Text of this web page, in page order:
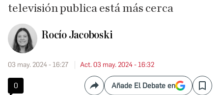
televisión publica está más cerca
Rocío Jacoboski
03 may. 2024 - 16:27 Act. 03 may. 2024 - 16:32
0 CompartirAñade El Debate en Save